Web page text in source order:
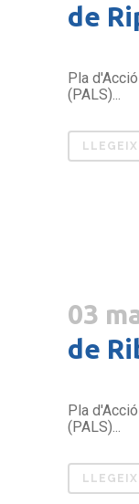
de
Pla
(PALS)...
03
de
Pla
(PALS)...